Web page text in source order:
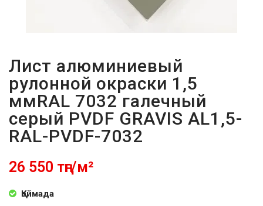
Лист алюминиевый
рулонной окраски 1,5
ммRAL 7032 галечный
серый PVDF GRAVIS AL1,5-
RAL-PVDF-7032
26 550 тңг/м²
Қоймада